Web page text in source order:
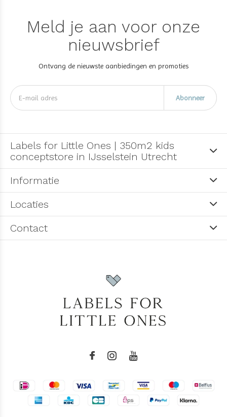
Meld je aan voor onze
nieuwsbrief
Ontvang de nieuwste aanbiedingen en promoties
Abonneer
Labels for Little Ones | 350m2 kids
conceptstore in IJsselstein Utrecht
Informatie
Locaties
Contact